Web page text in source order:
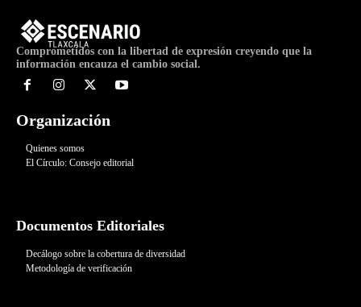
Comprometidos con la libertad de expresión creyendo que la
información encauza el cambio social.
Organización
Quienes somos
El Círculo: Consejo editorial
Documentos Editoriales
Decálogo sobre la cobertura de diversidad
Metodología de verificación